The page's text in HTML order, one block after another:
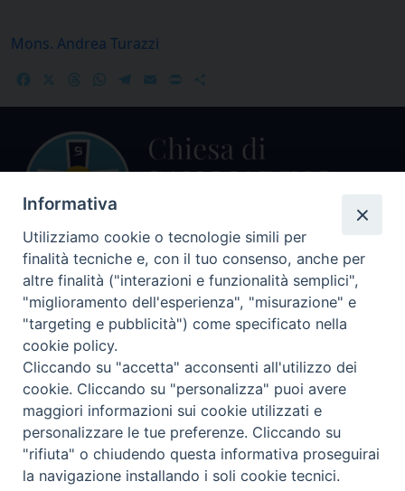
Mons. Andrea Turazzi
FacebookThreadsWhatsApp
Telegram
EmailPrint
Centralino Curia Vescovile
0541 913711
Indirizzo
47864 PENNABILLI (RN)
Seguici su
Facebook
Instagram
LinkedIn
X YouTube
Feed
Informativa sulla Privacy
Informativa
Utilizziamo cookie o tecnologie simili per
finalità tecniche e, con il tuo consenso, anche per
altre finalità ("interazioni e funzionalità semplici",
"miglioramento dell'esperienza", "misurazione" e
"targeting e pubblicità") come specificato nella
cookie policy.
Cliccando su "accetta" acconsenti all'utilizzo dei
cookie. Cliccando su "personalizza" puoi avere
maggiori informazioni sui cookie utilizzati e
personalizzare le tue preferenze. Cliccando su
"rifiuta" o chiudendo questa informativa proseguirai
la navigazione installando i soli cookie tecnici.